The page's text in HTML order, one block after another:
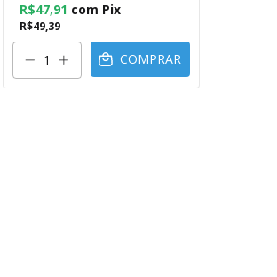
R$49,39
R$47,91 com Pix
COMPRAR